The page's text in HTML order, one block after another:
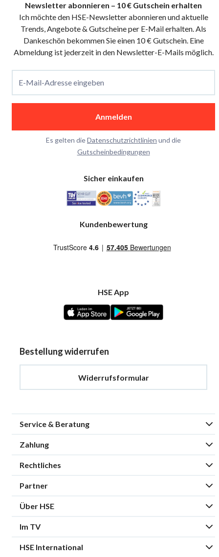
Newsletter abonnieren – 10 € Gutschein erhalten
Ich möchte den HSE-Newsletter abonnieren und aktuelle
Trends, Angebote & Gutscheine per E-Mail erhalten. Als
Dankeschön bekommen Sie einen 10 € Gutschein. Eine
Abmeldung ist jederzeit in den Newsletter-E-Mails möglich.
E-Mail-Adresse eingeben
Anmelden
Es gelten dieDatenschutzrichtlinien und die
Gutscheinbedingungen
Sicher einkaufen
Kundenbewertung
HSE App
Bestellung widerrufen
Widerrufsformular
Service & Beratung
Zahlung
Rechtliches
Partner
Über HSE
Im TV
HSE International